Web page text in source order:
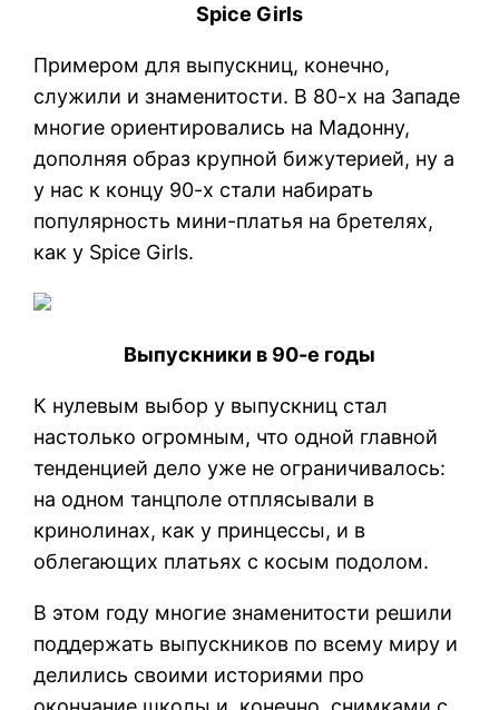
Spice Girls
Примером для выпускниц, конечно,
служили и знаменитости. В 80-х на Западе
многие ориентировались на Мадонну,
дополняя образ крупной бижутерией, ну а
у нас к концу 90-х стали набирать
популярность мини-платья на бретелях,
как у Spice Girls.
Выпускники в 90-е годы
К нулевым выбор у выпускниц стал
настолько огромным, что одной главной
тенденцией дело уже не ограничивалось:
на одном танцполе отплясывали в
кринолинах, как у принцессы, и в
облегающих платьях с косым подолом.
В этом году многие знаменитости решили
поддержать выпускников по всему миру и
делились своими историями про